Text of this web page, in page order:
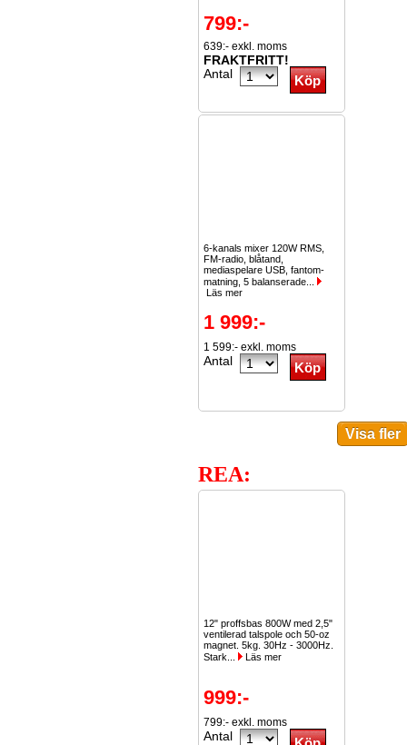
799:-
639:- exkl. moms
FRAKTFRITT!
Antal
6-kanals mixer 120W RMS,
FM-radio, blåtand,
mediaspelare USB, fantom-
matning, 5 balanserade...
Läs mer
1 999:-
1 599:- exkl. moms
Antal
REA:
12" proffsbas 800W med 2,5"
ventilerad talspole och 50-oz
magnet. 5kg. 30Hz - 3000Hz.
Stark...
Läs mer
999:-
799:- exkl. moms
Antal